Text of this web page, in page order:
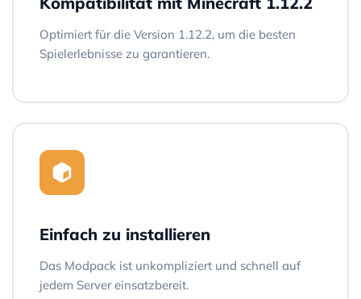
Optimiert für die Version 1.12.2, um die besten
Spielerlebnisse zu garantieren.
Einfach zu installieren
Das Modpack ist unkompliziert und schnell auf
jedem Server einsatzbereit.